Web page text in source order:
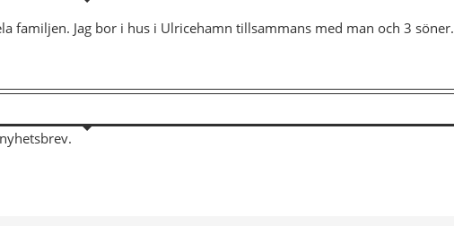
familjen. Jag bor i hus i Ulricehamn tillsammans med man och 3 söner.